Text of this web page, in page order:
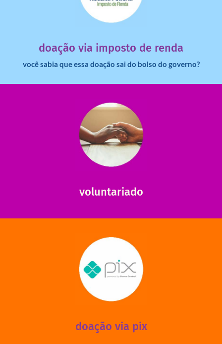
doação via imposto de renda
você sabia que essa doação sai do bolso do governo?
dinheiro deixa de ir para o governo?
voluntariado
ajudar com certos assuntos. Entre em contato conosco e
saiba como nos ajudar.
saiba mais
doação via pix
via PIX? Elas também são muito importantes para
mantermos nossas unidades em funcionamento!
saiba mais